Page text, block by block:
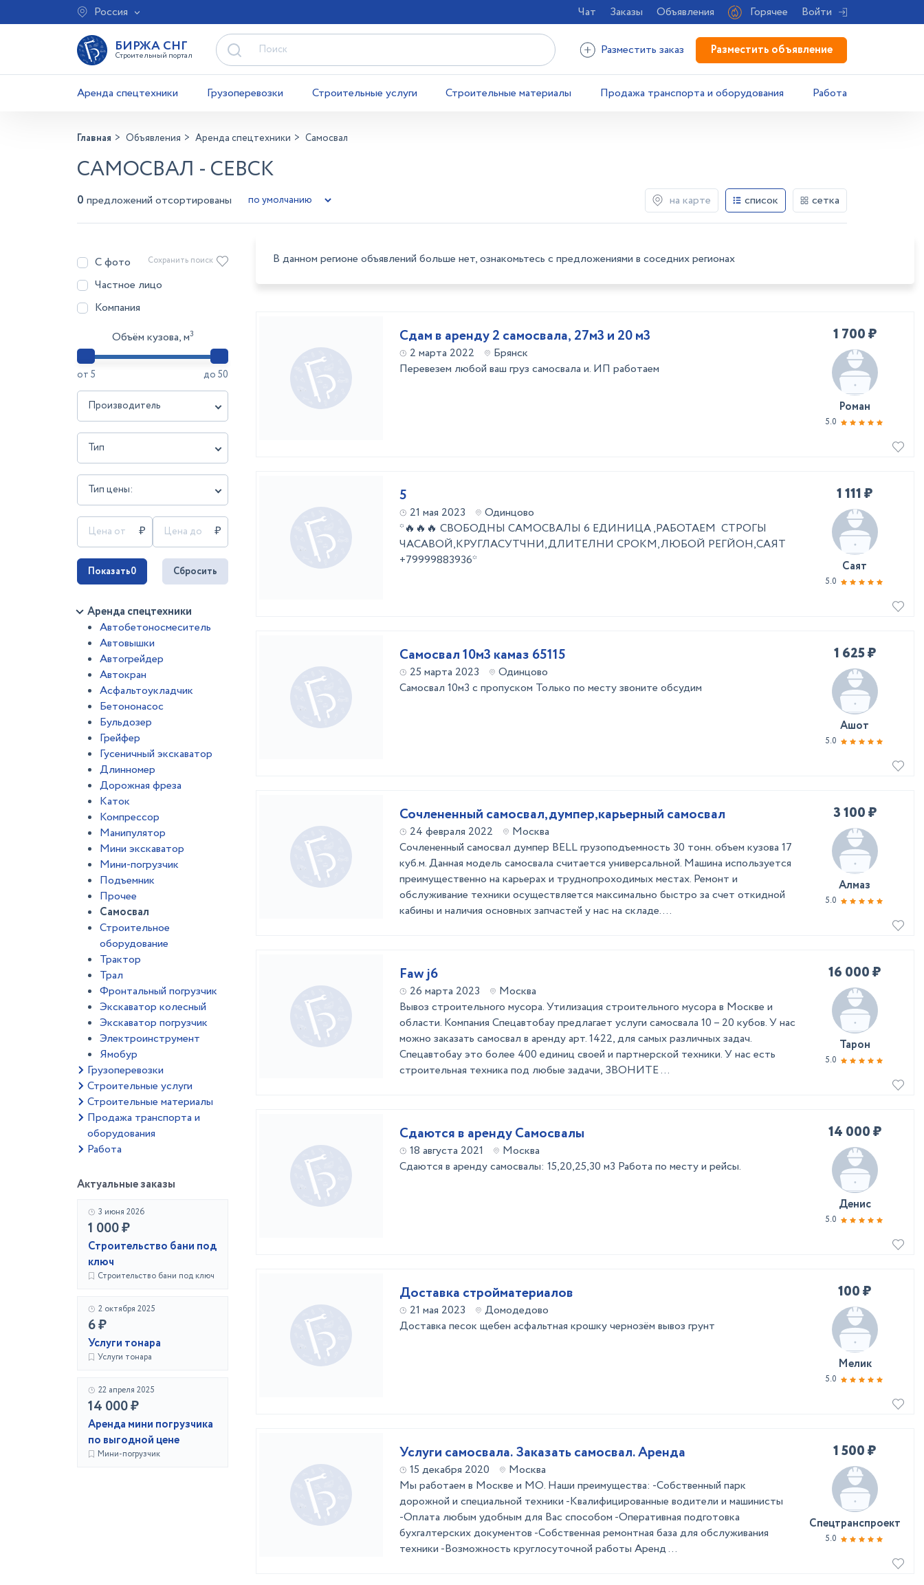
Россия Чат Заказы Объявления Горячее Войти
БИРЖА СНГ
Строительный портал Разместить заказ Разместить объявление
Аренда спецтехники Грузоперевозки Строительные услуги Строительные материалы Продажа транспорта и оборудования Работа
Главная Объявления Аренда спецтехники Самосвал
САМОСВАЛ - СЕВСК
0 предложений отсортированы на карте список сетка
С фото
Частное лицо
Компания
Объём кузова, м3
от 5 до 50
Производитель
Тип
Тип цены:
Сохранить поиск
Показать0 Сбросить
Аренда спецтехники
Автобетоносмеситель
Автовышки
Автогрейдер
Автокран
Асфальтоукладчик
Бетононасос
Бульдозер
Грейфер
Гусеничный экскаватор
Длинномер
Дорожная фреза
Каток
Компрессор
Манипулятор
Мини экскаватор
Мини-погрузчик
Подъемник
Прочее
Самосвал
Строительное
оборудование
Трактор
Трал
Фронтальный погрузчик
Экскаватор колесный
Экскаватор погрузчик
Электроинструмент
Ямобур
Грузоперевозки
Строительные услуги
Строительные материалы
Продажа транспорта и
оборудования
Работа
Актуальные заказы
3 июня 2026
1 000 ₽
Строительство бани под
ключ
Строительство бани под ключ
2 октября 2025
6 ₽
Услуги тонара
Услуги тонара
22 апреля 2025
14 000 ₽
Аренда мини погрузчика
по выгодной цене
Мини-погрузчик
В данном регионе объявлений больше нет, ознакомьтесь с предложениями в соседних регионах
Сдам в аренду 2 самосвала, 27м3 и 20 м3
2 марта 2022
Брянск
Перевезем любой ваш груз самосвала и. ИП работаем
1 700 ₽
Роман
5.0
5
21 мая 2023
Одинцово
*🔥🔥🔥 СВОБОДНЫ САМОСВАЛЫ 6 ЕДИНИЦА ,РАБОТАЕМ СТРОГЫ
ЧАСАВОЙ,КРУГЛАСУТЧНИ,ДЛИТЕЛНИ СРОКМ,ЛЮБОЙ РЕГЙОН,САЯТ
+79999883936*
1 111 ₽
Саят
5.0
Самосвал 10м3 камаз 65115
25 марта 2023
Одинцово
Самосвал 10м3 с пропуском Только по месту звоните обсудим
1 625 ₽
Ашот
5.0
Сочлененный самосвал,думпер,карьерный самосвал
24 февраля 2022
Москва
Сочлененный самосвал думпер BELL грузоподъемность 30 тонн. объем кузова 17
куб.м. Данная модель самосвала считается универсальной. Машина используется
преимущественно на карьерах и труднопроходимых местах. Ремонт и
обслуживание техники осуществляется максимально быстро за счет откидной
кабины и наличия основных запчастей у нас на складе. ...
3 100 ₽
Алмаз
5.0
Faw j6
26 марта 2023
Москва
Вывоз строительного мусора. Утилизация строительного мусора в Москве и
области. Компания Спецавтобау предлагает услуги самосвала 10 – 20 кубов. У нас
можно заказать самосвал в аренду арт. 1422, для самых различных задач.
Спецавтобау это более 400 единиц своей и партнерской техники. У нас есть
строительная техника под любые задачи, ЗВОНИТЕ ...
16 000 ₽
Тарон
5.0
Сдаются в аренду Самосвалы
18 августа 2021
Москва
Сдаются в аренду самосвалы: 15,20,25,30 м3 Работа по месту и рейсы.
14 000 ₽
Денис
5.0
Доставка стройматериалов
21 мая 2023
Домодедово
Доставка песок щебен асфальтная крошку чернозём вывоз грунт
100 ₽
Мелик
5.0
Услуги самосвала. Заказать самосвал. Аренда
15 декабря 2020
Москва
Мы работаем в Москве и МО. Наши преимущества: -Собственный парк
дорожной и специальной техники -Квалифицированные водители и машинисты
-Оплата любым удобным для Вас способом -Оперативная подготовка
бухгалтерских документов -Собственная ремонтная база для обслуживания
техники -Возможность круглосуточной работы Аренд ...
1 500 ₽
Спецтранспроект
5.0